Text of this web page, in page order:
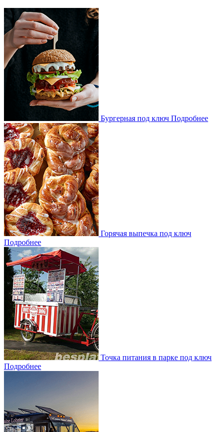
Бургерная под ключ Подробнее
Горячая выпечка под ключ
Подробнее
Точка питания в парке под ключ
Подробнее